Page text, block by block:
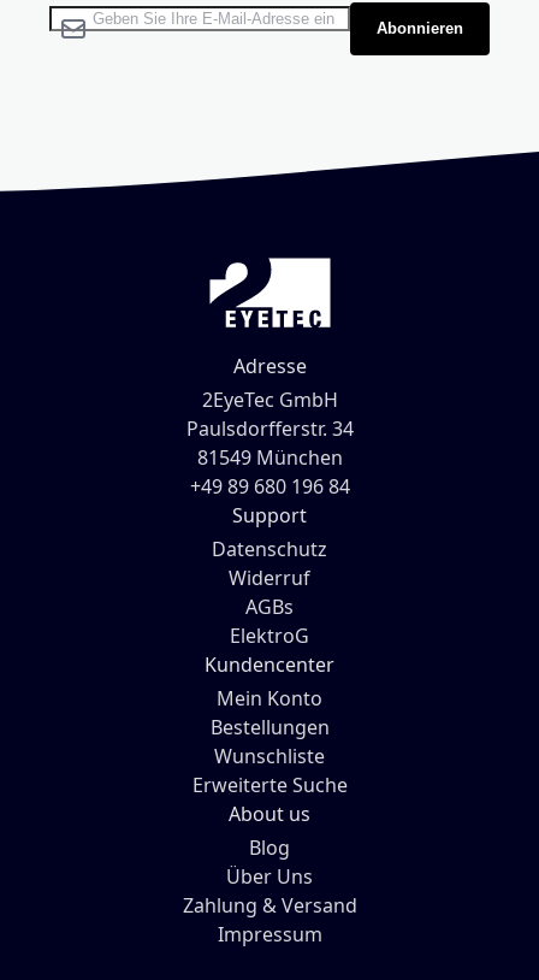
Melden Sie sich für unseren Newsletter an:
Abonnieren
Adresse
2EyeTec GmbH
Paulsdorfferstr. 34
81549 München
+49 89 680 196 84
Support
Datenschutz
Widerruf
AGBs
ElektroG
Kundencenter
Mein Konto
Bestellungen
Wunschliste
Erweiterte Suche
About us
Blog
Über Uns
Zahlung & Versand
Impressum